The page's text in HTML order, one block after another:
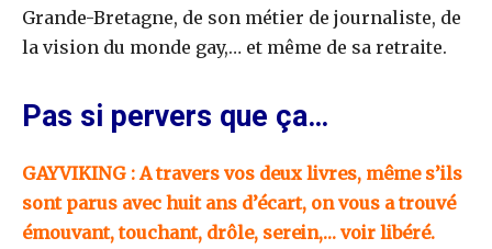
Grande-Bretagne, de son métier de journaliste, de
la vision du monde gay,… et même de sa retraite.
Pas si pervers que ça…
GAYVIKING : A travers vos deux livres, même s’ils
sont parus avec huit ans d’écart, on vous a trouvé
émouvant, touchant, drôle, serein,… voir libéré.